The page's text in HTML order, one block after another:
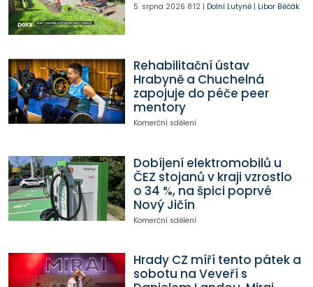
5. srpna 2026 8:12| Dolní Lutyně| Libor Běčák
Rehabilitační ústav
Hrabyně a Chuchelná
zapojuje do péče peer
mentory
Komerční sdělení
Dobíjení elektromobilů u
ČEZ stojanů v kraji vzrostlo
o 34 %, na špici poprvé
Nový Jičín
Komerční sdělení
Hrady CZ míří tento pátek a
sobotu na Veveří s